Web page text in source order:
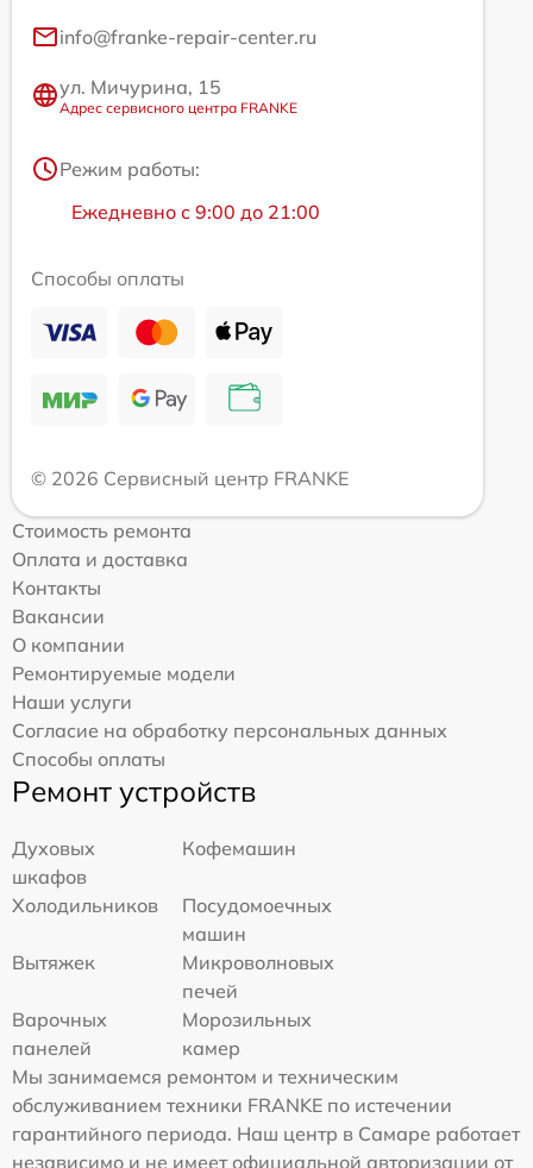
info@franke-repair-center.ru
ул. Мичурина, 15
Адрес сервисного центра FRANKE
Режим работы:
Ежедневно с 9:00 до 21:00
Способы оплаты
© 2026 Сервисный центр FRANKE
Стоимость ремонта
Оплата и доставка
Контакты
Вакансии
О компании
Ремонтируемые модели
Наши услуги
Согласие на обработку персональных данных
Способы оплаты
Ремонт устройств
Духовых
шкафов
Кофемашин
Холодильников
Посудомоечных
машин
Вытяжек
Микроволновых
печей
Варочных
панелей
Морозильных
камер
Мы занимаемся ремонтом и техническим
обслуживанием техники FRANKE по истечении
гарантийного периода. Наш центр в Самаре работает
независимо и не имеет официальной авторизации от